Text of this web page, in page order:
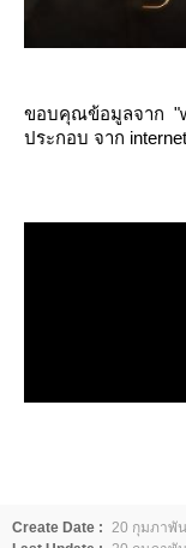
ขอบคุณข้อมูลจาก
ประกอบ จาก
Create Date : 20 กุมภาพั